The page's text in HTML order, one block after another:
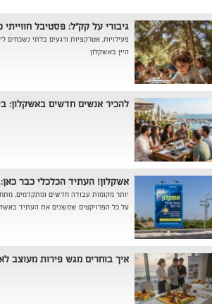
גיבורי על קק"ל: פסטיבל
היין באשקלון
להכיר אנשים חדשים באשקלון:
אשקלון! העתיד הכלכלי כבר כאן:
יותר מקומות עבודה חדשים ומתקדמים,
על כל הפרויקטים שמשנים את העתיד
איך בוחרים מגש פירות מעוצב